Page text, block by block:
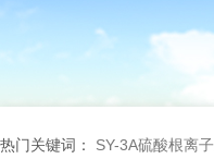
热门关键词： SY-3A硫酸根离